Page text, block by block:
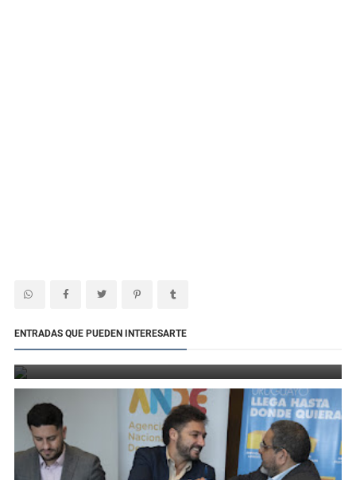
ENTRADAS QUE PUEDEN INTERESARTE
inauguración de un mosaico comunitario